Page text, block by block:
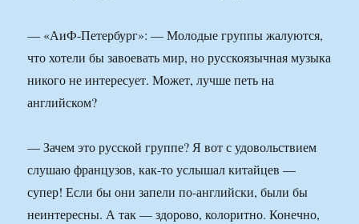
— «АиФ-Петербург»: — Молодые группы жалуются,
что хотели бы завоевать мир, но русскоязычная музыка
никого не интересует. Может, лучше петь на
английском?
— Зачем это русской группе? Я вот с удовольствием
слушаю французов, как-то услышал китайцев —
супер! Если бы они запели по-английски, были бы
неинтересны. А так — здорово, колоритно. Конечно,